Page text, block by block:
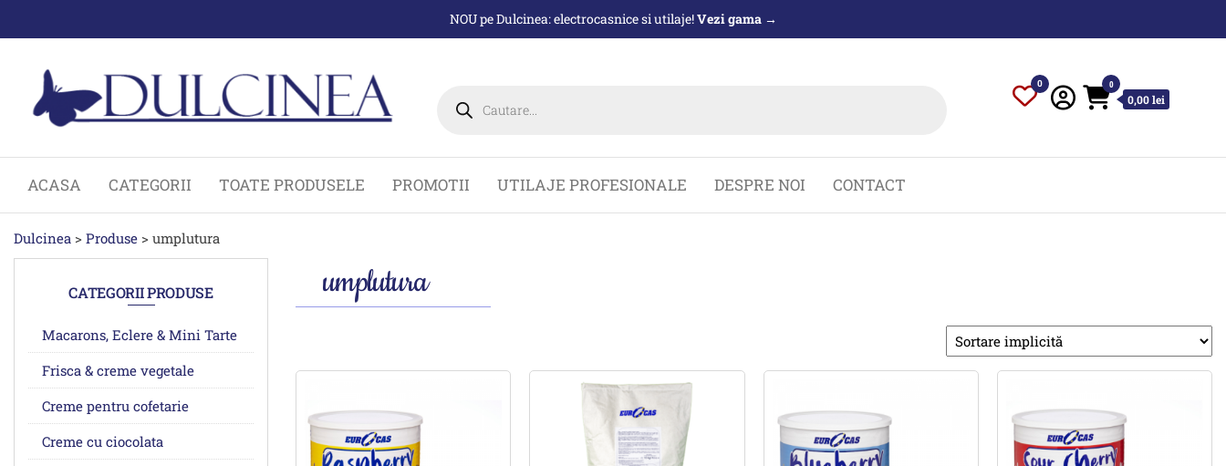
NOU pe Dulcinea: electrocasnice si utilaje!Vezi gama →
search
0 0
0,00 lei
ACASA CATEGORII TOATE PRODUSELE PROMOTII UTILAJE PROFESIONALE DESPRE NOI CONTACT
Dulcinea > Produse > umplutura
CATEGORII PRODUSE
Macarons, Eclere & Mini Tarte
Frisca & creme vegetale
Creme pentru cofetarie
Creme cu ciocolata
umplutura